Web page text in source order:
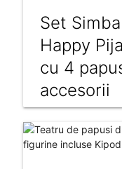
Set
Happy
cu 4
accesorii